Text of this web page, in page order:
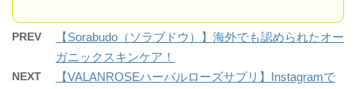
PREV
【Sorabudo（ソラブドウ）】海外でも認められたオー
ガニックスキンケア！
NEXT
【VALANROSEハーバルローズサプリ】Instagramで